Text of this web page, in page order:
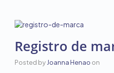
Registro de
Posted by Joanna Henao on